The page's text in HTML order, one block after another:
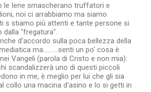
le Iene smascherano truffatori e
noi ci arrabbiamo ma siamo
s stiamo più attenti e tante persone si
dalla "fregatura".
d'accordo sulla poca bellezza della
ma..........senti un po' cosa è
Vangeli (parola di Cristo e non mia):
scandalizzerà uno di questi piccoli
in me, è meglio per lui che gli sia
collo una macina d'asino e lo si getti in